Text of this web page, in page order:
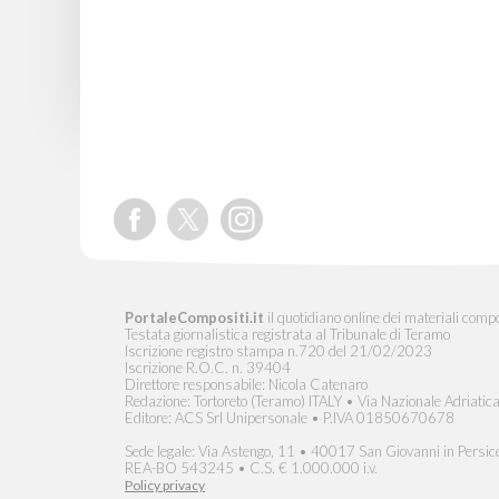
PortaleCompositi.it il quotidiano online dei materiali
Testata giornalistica registrata al Tribunale di Teramo
Iscrizione registro stampa n.720 del 21/02/2023
Iscrizione R.O.C. n. 39404
Direttore responsabile: Nicola Catenaro
Redazione: Tortoreto (Teramo) ITALY • Via Nazionale
Editore: ACS Srl Unipersonale • P.IVA 01850670678
Sede legale: Via Astengo, 11 • 40017 San Giovanni in
REA-BO 543245 • C.S. € 1.000.000 i.v.
Policy privacy